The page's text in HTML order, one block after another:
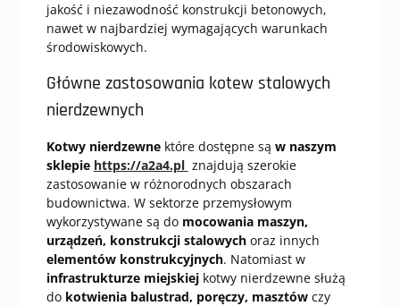
jakość i niezawodność konstrukcji betonowych,
nawet w najbardziej wymagających warunkach
środowiskowych.
Główne zastosowania kotew stalowych
nierdzewnych
Kotwy nierdzewnektóre dostępne są w naszym
sklepie https://a2a4.pl znajdują szerokie
zastosowanie w różnorodnych obszarach
budownictwa. W sektorze przemysłowym
wykorzystywane są do mocowania maszyn,
urządzeń, konstrukcji stalowychoraz innych
elementów konstrukcyjnych. Natomiast w
infrastrukturze miejskiejkotwy nierdzewne służą
do kotwienia balustrad, poręczy, masztówczy